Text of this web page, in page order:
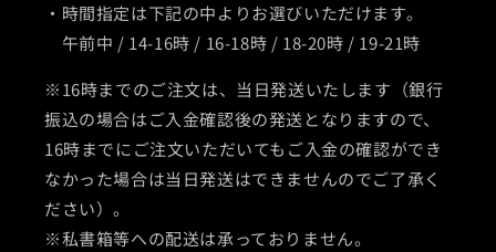
・時間指定は下記の中よりお選びいただけます。
午前中 / 14-16時 / 16-18時 / 18-20時 / 19-21時
※16時までのご注文は、当日発送いたします（銀行
振込の場合はご入金確認後の発送となりますので、
16時までにご注文いただいてもご入金の確認ができ
なかった場合は当日発送はできませんのでご了承く
ださい）。
※私書箱等への配送は承っておりません。